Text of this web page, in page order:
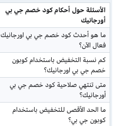
الأسئلة حول أحكام كود خصم جي بي
أورجانيك
ما هو أحدث كود خصم جي بي اورجانيك
فعال الآن؟
كم نسبة التخفيض باستخدام كوبون
خصم جي بي اورجانيك؟
متى تنتهي صلاحية كود خصم جي بي
أورجانيك؟
ما الحد الأقصى للتخفيض باستخدام
كوبون جي بي؟